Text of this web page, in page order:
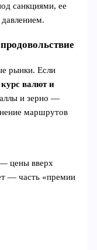
санкциями, ее
рынки. Если
валют и
и зерно —
маршрутов
— цены вверх
— часть «премии